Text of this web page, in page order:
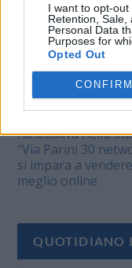
I want to opt-out
Retention, Sale,
Personal Data
Purposes for
Opted Out
CONFIRM
VALUTARE:
PRECEDENTE
Ad Olioliva nello
“Via Parini 30
si impara a vendere
meglio online
QUOTIDIANO